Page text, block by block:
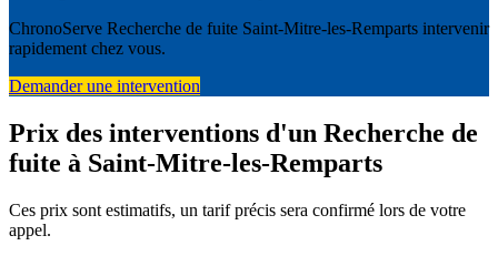
ChronoServe Recherche de fuite Saint-Mitre-les-Remparts intervenir
rapidement chez vous.
Demander une intervention
Prix des interventions d'un Recherche de
fuite à Saint-Mitre-les-Remparts
Ces prix sont estimatifs, un tarif précis sera confirmé lors de votre
appel.